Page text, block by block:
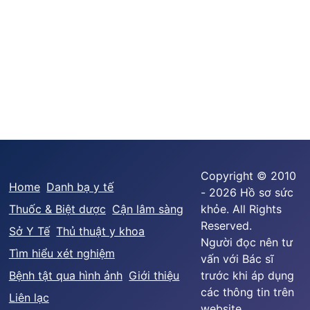
Home Danh bạ y tế
Thuốc & Biệt dược Cận lâm sàng
Sở Y Tế Thủ thuật y khoa
Tìm hiểu xét nghiệm
Bệnh tật qua hình ảnh Giới thiệu
Liên lạc
Copyright © 2010
- 2026 Hồ sơ sức
khỏe. All Rights
Reserved.
Người đọc nên tư
vấn với Bác sĩ
trước khi áp dụng
các thông tin trên